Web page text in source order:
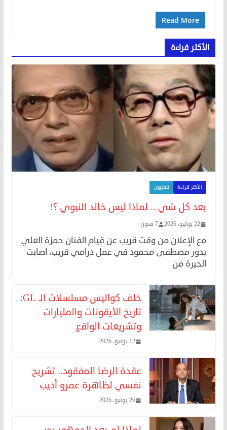
Read More
الأكثر قراءة
الأكثر قراءة تلفزيون
بعد كل شي .. لماذا ليس خالد النبوي ؟!
22 يوليو، 2026 7 فنون
مع الإعلان من وقت قريب عن قيام الفنان حمزة العلي
بدور مصطفى محمود في عمل درامي قريب، اصابت
الحيرة من
خلف كواليس مسلسلات الـ GL:
تاريخ الأيقونات والمليارات
وتشريعات الواقع
12 يوليو، 2026
عقدة الرضا المفقود.. تشريح
نفسي لظاهرة عمرو أديب
26 يونيو، 2026